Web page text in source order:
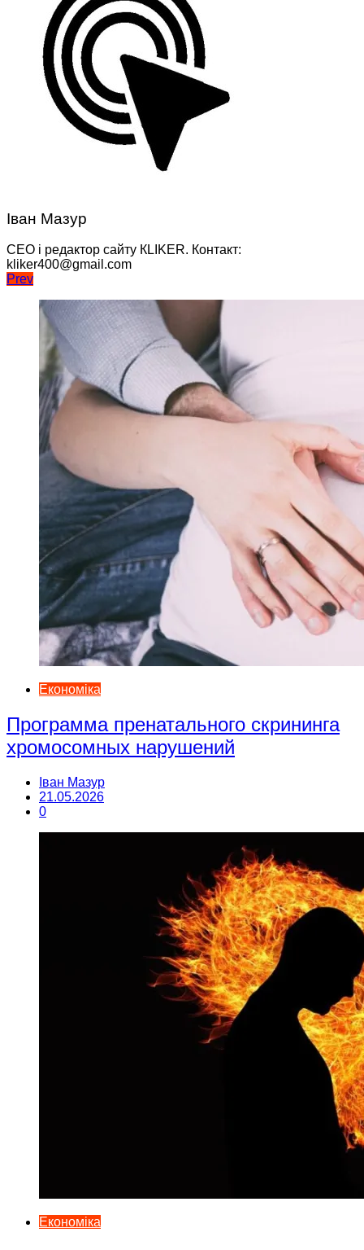
Іван Мазур
CEO і редактор сайту КLIKER. Контакт:
kliker400@gmail.com
Навігація
записів
Prev
Економіка
Программа пренатального скрининга
хромосомных нарушений
Іван Мазур
21.05.2026
0
Економіка